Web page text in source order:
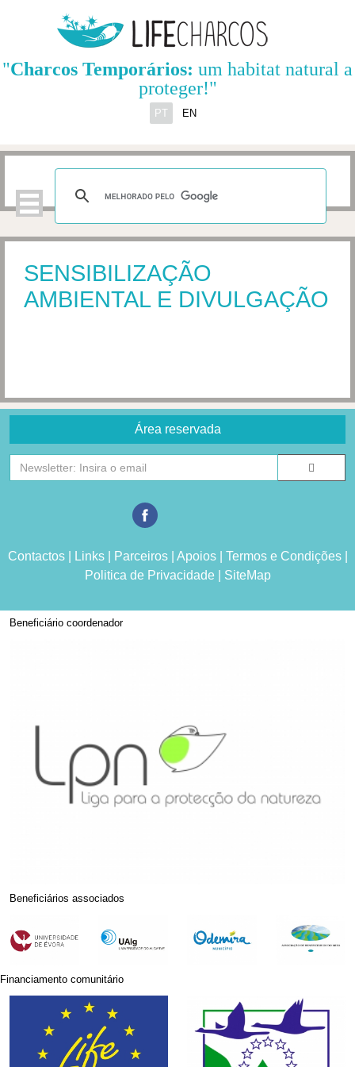
PT EN
"Charcos Temporários: um habitat natural a
proteger!"
SENSIBILIZAÇÃO
AMBIENTAL E DIVULGAÇÃO
Área reservada
Contactos| Links| Parceiros| Apoios| Termos e Condições|
Politica de Privacidade| SiteMap
Beneficiário coordenador
Beneficiários associados
Financiamento comunitário